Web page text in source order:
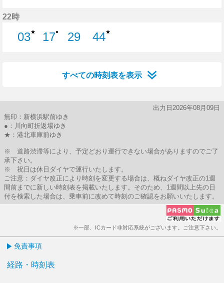
22時
03★
17●
29
44★
すべての時刻表を表示
出力日2026年08月09日
無印：新横浜駅前ゆき
●：川向町折返場ゆき
★：港北車庫前ゆき
※ 道路渋滞等により、予定どおり運行できない場合がありますのでご了
承下さい。
※ 祝日は休日ダイヤで運行いたします。
ご注意：ダイヤ改正により時刻を変更する場合は、概ねダイヤ改正の1週
間前までに新しい時刻表を掲載いたします。そのため、1週間以上先の日
付を検索した場合は、乗車前に改めて時刻のご確認をお願いいたします。
※一部、ICカード非対応系統がございます。ご注意下さい。
免責事項
経路・時刻表